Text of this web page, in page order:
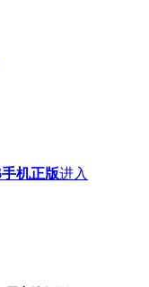
手机正版进入